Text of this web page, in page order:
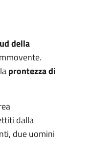
della
prontezza di
dalla
due uomini